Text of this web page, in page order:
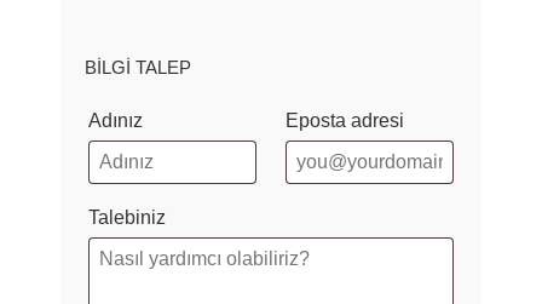
BILGI TALEP
Adınız Eposta adresi
Talebiniz